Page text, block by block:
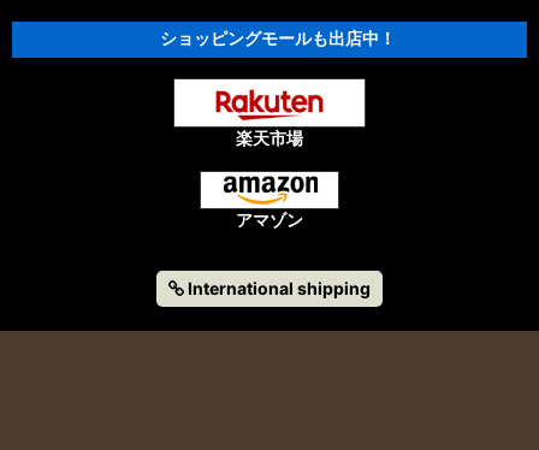
【シマノ】12エクスセンスCI4+［EXSENCE CI4+］対応 カス
タムパーツ
【シマノ】11-12エクスセンスBB［EXSENCE BB］対応 カスタ
【シマノ】11エクスセンスLB SS［EXSENCE LB SS］対応 カ
【シマノ】09エクスセンス、10エクスセンス
ショッピングモールも出店中！
楽天市場
アマゾン
International shipping